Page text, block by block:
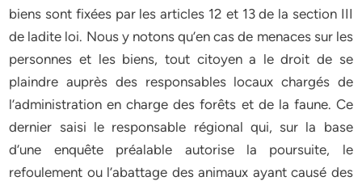
biens sont fixées par les articles 12 et 13 de la section III
de ladite loi. Nous y notons qu’en cas de menaces sur les
personnes et les biens, tout citoyen a le droit de se
plaindre auprès des responsables locaux chargés de
l’administration en charge des forêts et de la faune. Ce
dernier saisi le responsable régional qui, sur la base
d’une enquête préalable autorise la poursuite, le
refoulement ou l’abattage des animaux ayant causé des